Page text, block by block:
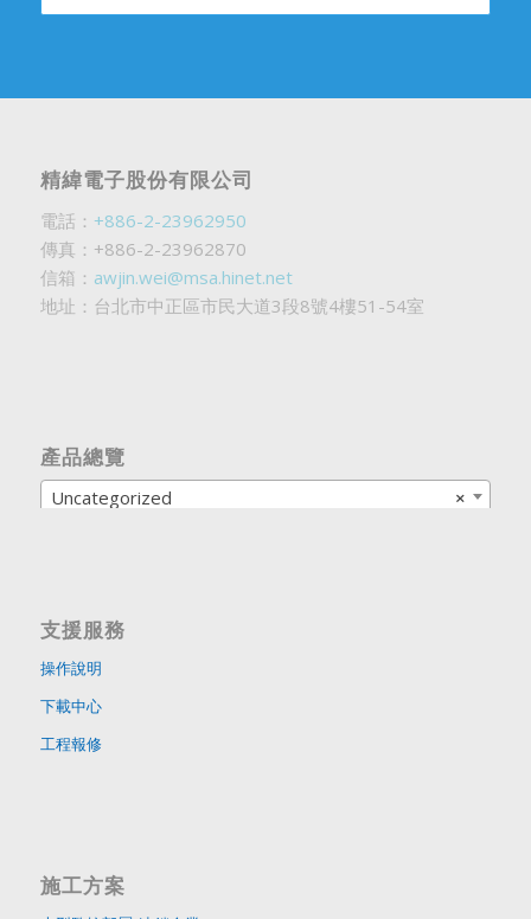
精緯電子股份有限公司
電話： +886-2-23962950
傳真：+886-2-23962870
信箱： awjin.wei@msa.hinet.net
地址：台北市中正區市民大道3段8號4樓51-54室
產品總覽
×
Uncategorized
支援服務
操作說明
下載中心
工程報修
施工方案